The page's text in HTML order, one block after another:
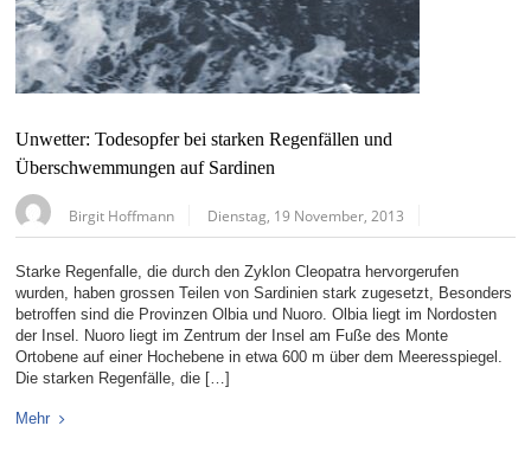
Unwetter: Todesopfer bei starken Regenfällen und
Überschwemmungen auf Sardinen
Birgit Hoffmann Dienstag, 19 November, 2013
Starke Regenfalle, die durch den Zyklon Cleopatra hervorgerufen
wurden, haben grossen Teilen von Sardinien stark zugesetzt, Besonders
betroffen sind die Provinzen Olbia und Nuoro. Olbia liegt im Nordosten
der Insel. Nuoro liegt im Zentrum der Insel am Fuße des Monte
Ortobene auf einer Hochebene in etwa 600 m über dem Meeresspiegel.
Die starken Regenfälle, die […]
Mehr